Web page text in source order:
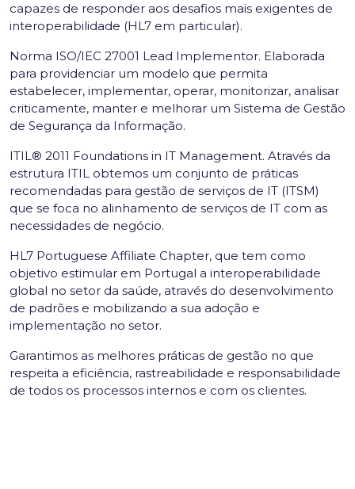
capazes de responder aos desafios mais exigentes de
interoperabilidade (HL7 em particular).
Norma ISO/IEC 27001 Lead Implementor. Elaborada
para providenciar um modelo que permita
estabelecer, implementar, operar, monitorizar, analisar
criticamente, manter e melhorar um Sistema de Gestão
de Segurança da Informação.
ITIL® 2011 Foundations in IT Management. Através da
estrutura ITIL obtemos um conjunto de práticas
recomendadas para gestão de serviços de IT (ITSM)
que se foca no alinhamento de serviços de IT com as
necessidades de negócio.
HL7 Portuguese Affiliate Chapter, que tem como
objetivo estimular em Portugal a interoperabilidade
global no setor da saúde, através do desenvolvimento
de padrões e mobilizando a sua adoção e
implementação no setor.
Garantimos as melhores práticas de gestão no que
respeita a eficiência, rastreabilidade e responsabilidade
de todos os processos internos e com os clientes.